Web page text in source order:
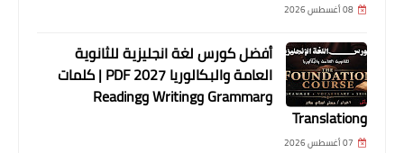
08 أغسطس 2026
أفضل كورس لغة انجليزية للثانوية
العامة والبكالوريا 2027 PDF | كلمات
وGrammar وWriting وReading
وTranslation
07 أغسطس 2026